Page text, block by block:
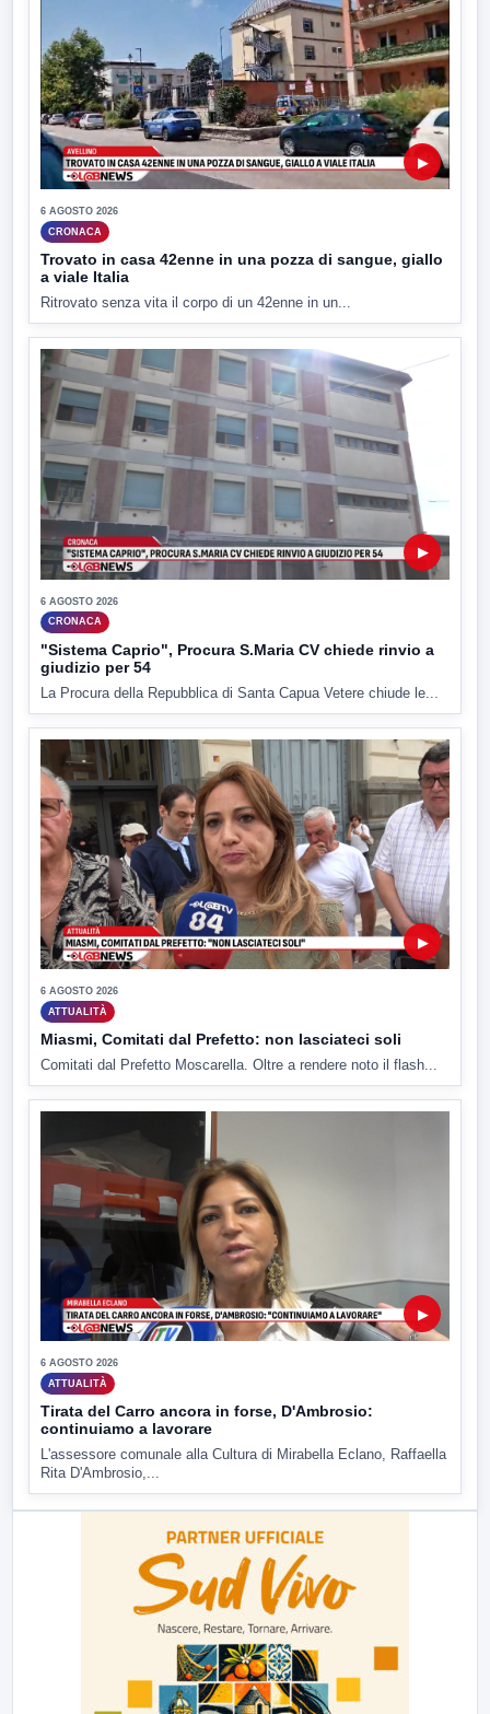
▶
6 AGOSTO 2026
CRONACA
Trovato in casa 42enne in una pozza di sangue, giallo
a viale Italia
Ritrovato senza vita il corpo di un 42enne in un...
▶
6 AGOSTO 2026
CRONACA
"Sistema Caprio", Procura S.Maria CV chiede rinvio a
giudizio per 54
La Procura della Repubblica di Santa Capua Vetere chiude le...
▶
6 AGOSTO 2026
ATTUALITÀ
Miasmi, Comitati dal Prefetto: non lasciateci soli
Comitati dal Prefetto Moscarella. Oltre a rendere noto il flash...
▶
6 AGOSTO 2026
ATTUALITÀ
Tirata del Carro ancora in forse, D'Ambrosio:
continuiamo a lavorare
L'assessore comunale alla Cultura di Mirabella Eclano, Raffaella
Rita D'Ambrosio,...